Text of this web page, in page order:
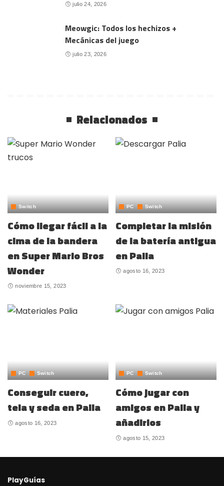
julio 24, 2026
Meowgic: Todos los hechizos +
Mecánicas del juego
julio 23, 2026
Relacionados
Switch
Cómo llegar fácil a la
cima de la bandera
en Super Mario Bros
Wonder
noviembre 15, 2023
PC Switch
Completar la misión
de la batería antigua
en Palia
agosto 16, 2023
PC Switch
Conseguir cuero,
tela y seda en Palia
agosto 16, 2023
PC Switch
Cómo jugar con
amigos en Palia y
añadirlos
agosto 15, 2023
PlayGuías